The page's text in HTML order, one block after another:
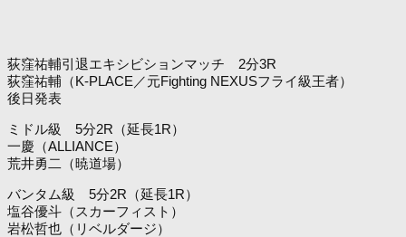
荻窪祐輔引退エキシビションマッチ 2分3R
荻窪祐輔（K-PLACE／元Fighting NEXUSフライ級王者）
後日発表
ミドル級 5分2R（延長1R）
一慶（ALLIANCE）
荒井勇二（暁道場）
バンタム級 5分2R（延長1R）
塩谷優斗（スカーフィスト）
岩松哲也（リベルダージ）